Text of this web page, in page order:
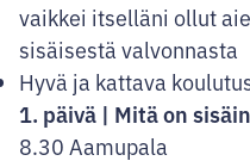
vaikkei itselläni ollut
sisäisestä valvonnasta
Hyvä ja kattava
1. päivä | Mitä on
8.30 Aamupala